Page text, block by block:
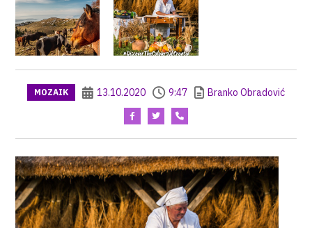
MOZAIK 13.10.2020 9:47 Branko Obradović